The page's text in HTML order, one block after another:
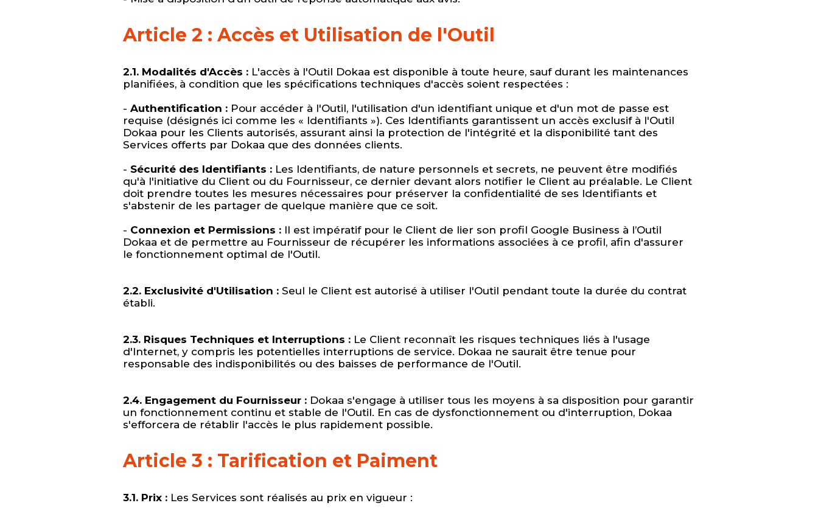
Article 2 : Accès et Utilisation de l'Outil
2.1. Modalités d'Accès : L'accès à l'Outil Dokaa est disponible à toute heure, sauf durant les maintenances
planifiées, à condition que les spécifications techniques d'accès soient respectées :
- Authentification : Pour accéder à l'Outil, l'utilisation d'un identifiant unique et d'un mot de passe est
requise (désignés ici comme les « Identifiants »). Ces Identifiants garantissent un accès exclusif à l'Outil
Dokaa pour les Clients autorisés, assurant ainsi la protection de l'intégrité et la disponibilité tant des
Services offerts par Dokaa que des données clients.
- Sécurité des Identifiants : Les Identifiants, de nature personnels et secrets, ne peuvent être modifiés
qu'à l'initiative du Client ou du Fournisseur, ce dernier devant alors notifier le Client au préalable. Le Client
doit prendre toutes les mesures nécessaires pour préserver la confidentialité de ses Identifiants et
s'abstenir de les partager de quelque manière que ce soit.
- Connexion et Permissions : Il est impératif pour le Client de lier son profil Google Business à l’Outil
Dokaa et de permettre au Fournisseur de récupérer les informations associées à ce profil, afin d'assurer
le fonctionnement optimal de l'Outil.
2.2. Exclusivité d'Utilisation : Seul le Client est autorisé à utiliser l'Outil pendant toute la durée du contrat
établi.
2.3. Risques Techniques et Interruptions : Le Client reconnaît les risques techniques liés à l'usage
d'Internet, y compris les potentielles interruptions de service. Dokaa ne saurait être tenue pour
responsable des indisponibilités ou des baisses de performance de l'Outil.
2.4. Engagement du Fournisseur : Dokaa s'engage à utiliser tous les moyens à sa disposition pour garantir
un fonctionnement continu et stable de l'Outil. En cas de dysfonctionnement ou d'interruption, Dokaa
s'efforcera de rétablir l'accès le plus rapidement possible.
Article 3 : Tarification et Paiment
3.1. Prix : Les Services sont réalisés au prix en vigueur :